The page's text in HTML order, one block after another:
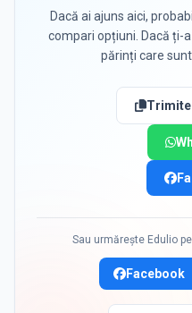
Dacă ai ajuns aici,
compari opțiuni. Dacă ți-
părinți care
Trimite
Sau urmărește Edulio
Facebook